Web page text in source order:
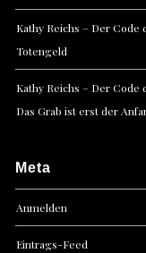
Kathy Reichs – Der
Totengeld
Kathy Reichs – Der
Das Grab ist erst der
Meta
Anmelden
Eintrags-Feed